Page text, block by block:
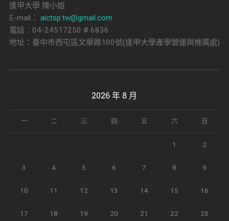
逢甲大學 陳小姐
E-mail： aictsp.tw@gmail.com
電話：04-24517250 # 6836
地址：臺中市西屯區文華路100號(逢甲大學產學營運與推廣處)
2026 年 8 月
一 二 三 四 五 六 日
1 2
3 4 5 6 7 8 9
10 11 12 13 14 15 16
17 18 19 20 21 22 23